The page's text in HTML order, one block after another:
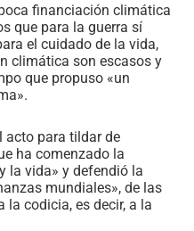
financiación climática
que para la guerra sí
el cuidado de la vida,
climática son escasos y
que propuso «un
acto para tildar de
ha comenzado la
la vida» y defendió la
mundiales», de las
la codicia, es decir, a la